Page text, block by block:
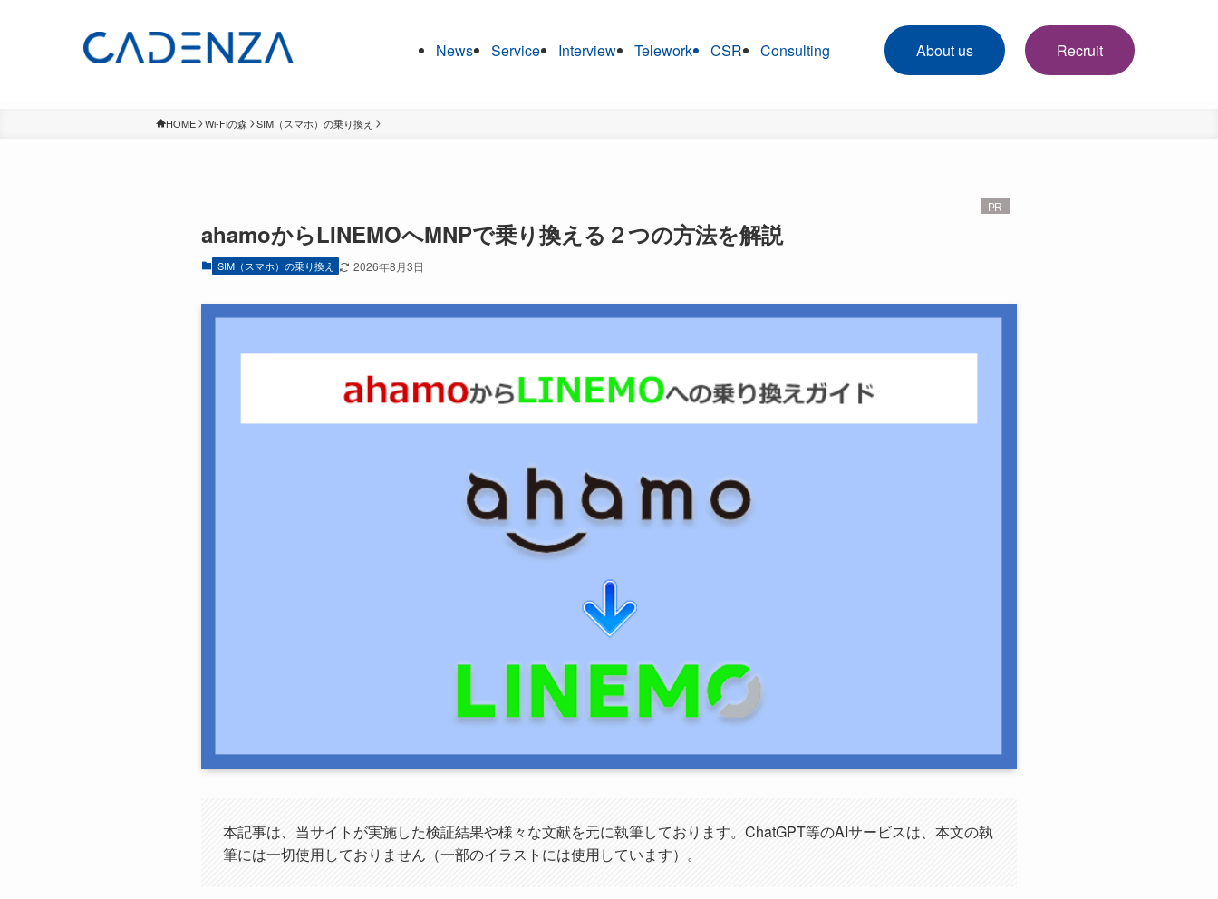
News Service Interview Telework CSR Consulting About us Recruit
HOME Wi-Fiの森 SIM（スマホ）の乗り換え
ahamoからLINEMOへMNPで乗り換える２つの方法を解説
SIM（スマホ）の乗り換え 2026年8月3日
本記事は、当サイトが実施した検証結果や様々な文献を元に執筆しております。ChatGPT等のAIサービスは、本文の執
筆には一切使用しておりません（一部のイラストには使用しています）。